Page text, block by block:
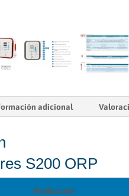
adicional
S200 ORP
Producción